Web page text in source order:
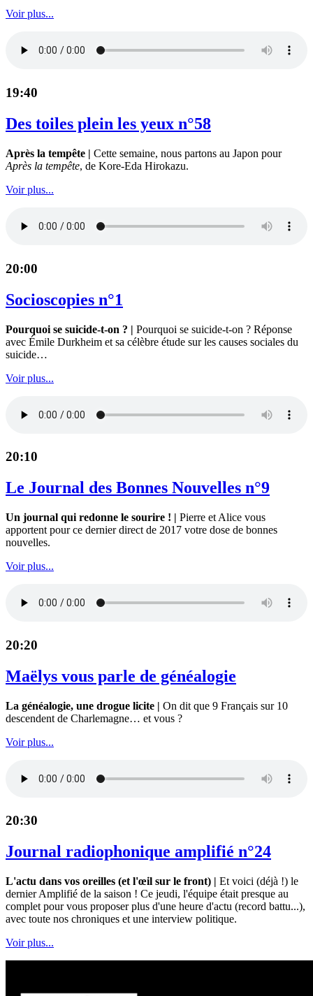
Voir plus...
19:40
Des toiles plein les yeux n°58
Après la tempête | Cette semaine, nous partons au Japon pour
Après la tempête, de Kore-Eda Hirokazu.
Voir plus...
20:00
Socioscopies n°1
Pourquoi se suicide-t-on ? | Pourquoi se suicide-t-on ? Réponse
avec Émile Durkheim et sa célèbre étude sur les causes sociales du
suicide…
Voir plus...
20:10
Le Journal des Bonnes Nouvelles n°9
Un journal qui redonne le sourire ! | Pierre et Alice vous
apportent pour ce dernier direct de 2017 votre dose de bonnes
nouvelles.
Voir plus...
20:20
Maëlys vous parle de généalogie
La généalogie, une drogue licite | On dit que 9 Français sur 10
descendent de Charlemagne… et vous ?
Voir plus...
20:30
Journal radiophonique amplifié n°24
L'actu dans vos oreilles (et l'œil sur le front) | Et voici (déjà !) le
dernier Amplifié de la saison ! Ce jeudi, l'équipe était presque au
complet pour vous proposer plus d'une heure d'actu (record battu...),
avec toute nos chroniques et une interview politique.
Voir plus...